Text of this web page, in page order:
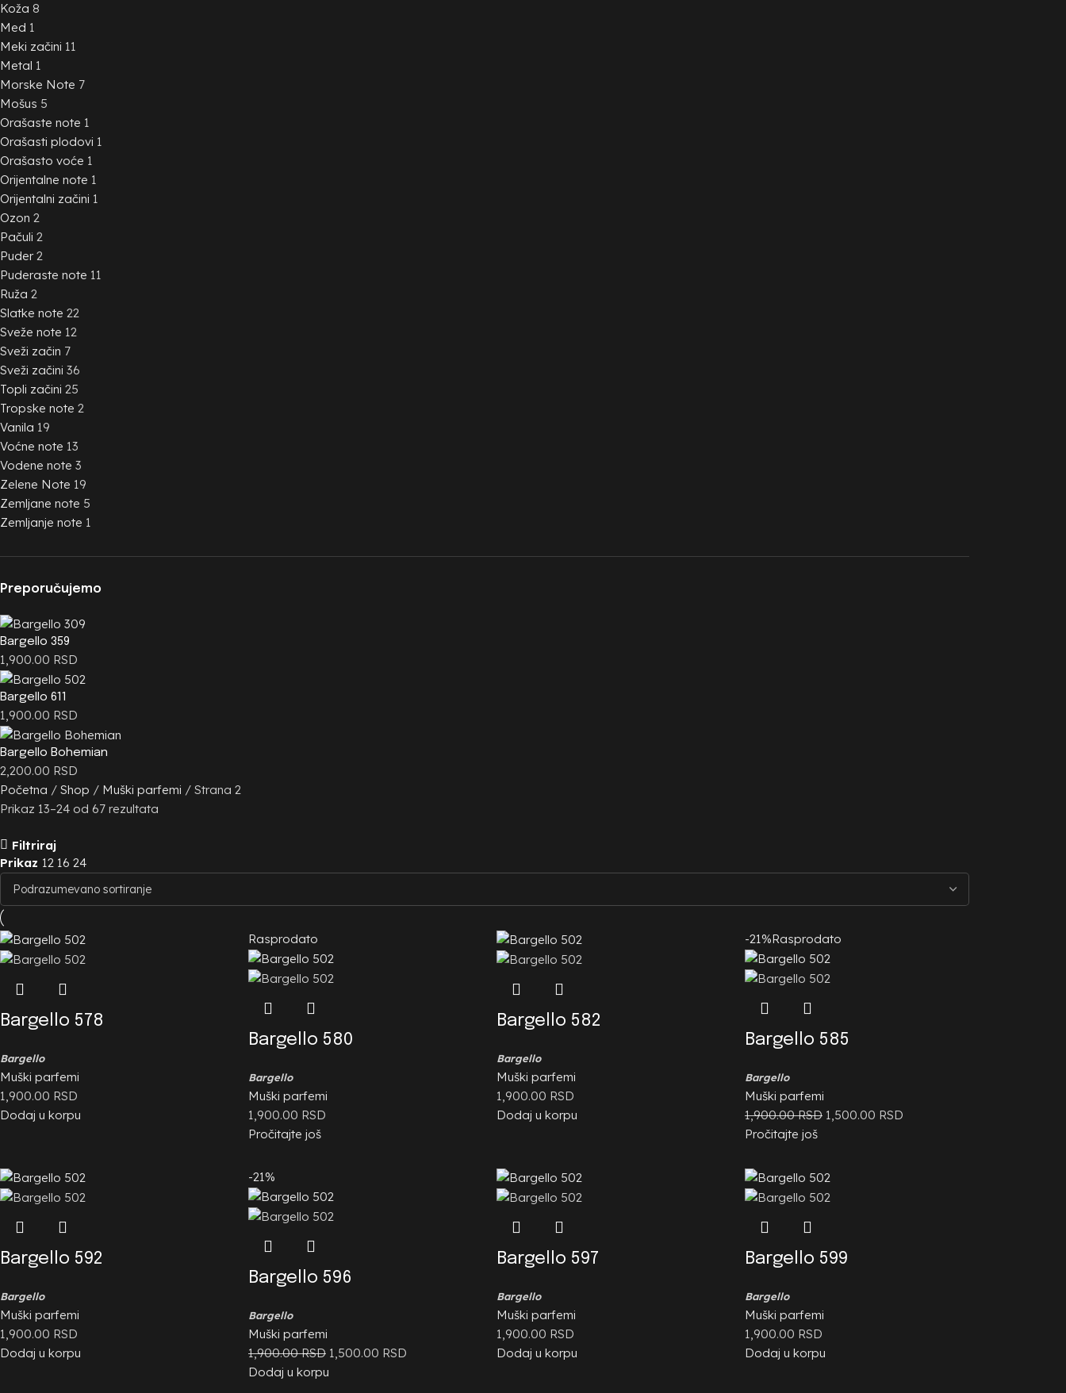
Koža 8
Med 1
Meki začini 11
Metal 1
Morske Note 7
Mošus 5
Orašaste note 1
Orašasti plodovi 1
Orašasto voće 1
Orijentalne note 1
Orijentalni začini 1
Ozon 2
Pačuli 2
Puder 2
Puderaste note 11
Ruža 2
Slatke note 22
Sveže note 12
Sveži začin 7
Sveži začini 36
Topli začini 25
Tropske note 2
Vanila 19
Voćne note 13
Vodene note 3
Zelene Note 19
Zemljane note 5
Zemljanje note 1
Preporučujemo
Bargello 359
1,900.00 RSD
Bargello 611
1,900.00 RSD
Bargello Bohemian
2,200.00 RSD
Početna
Shop Muški parfemi
Strana 2
Prikaz 13–24 od 67 rezultata
Filtriraj
Prikaz 12 16 24
Bargello 578
Bargello
Muški parfemi
1,900.00 RSD
Dodaj u korpu
Rasprodato
Bargello 580
Bargello
Muški parfemi
1,900.00 RSD
Pročitajte još
Bargello 582
Bargello
Muški parfemi
1,900.00 RSD
Dodaj u korpu
-21%Rasprodato
Bargello 585
Bargello
Muški parfemi
1,900.00RSD 1,500.00 RSD
Pročitajte još
Bargello 592
Bargello
Muški parfemi
1,900.00 RSD
Dodaj u korpu
-21%
Bargello 596
Bargello
Muški parfemi
1,900.00RSD 1,500.00 RSD
Dodaj u korpu
Bargello 597
Bargello
Muški parfemi
1,900.00 RSD
Dodaj u korpu
Bargello 599
Bargello
Muški parfemi
1,900.00 RSD
Dodaj u korpu